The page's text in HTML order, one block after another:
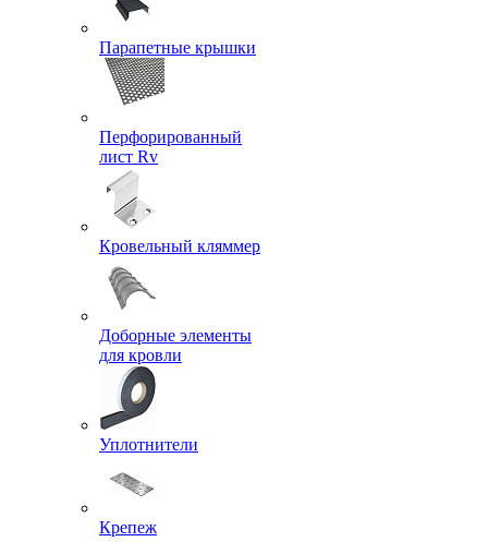
Парапетные крышки
Перфорированный
лист Rv
Кровельный кляммер
Доборные элементы
для кровли
Уплотнители
Крепеж